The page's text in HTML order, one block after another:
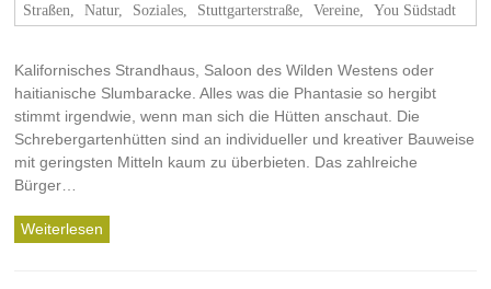
Straßen
Natur, Soziales Stuttgarterstraße Vereine You Südstadt
Kalifornisches Strandhaus, Saloon des Wilden Westens oder
haitianische Slumbaracke. Alles was die Phantasie so hergibt
stimmt irgendwie, wenn man sich die Hütten anschaut. Die
Schrebergartenhütten sind an individueller und kreativer Bauweise
mit geringsten Mitteln kaum zu überbieten. Das zahlreiche
Bürger…
Weiterlesen